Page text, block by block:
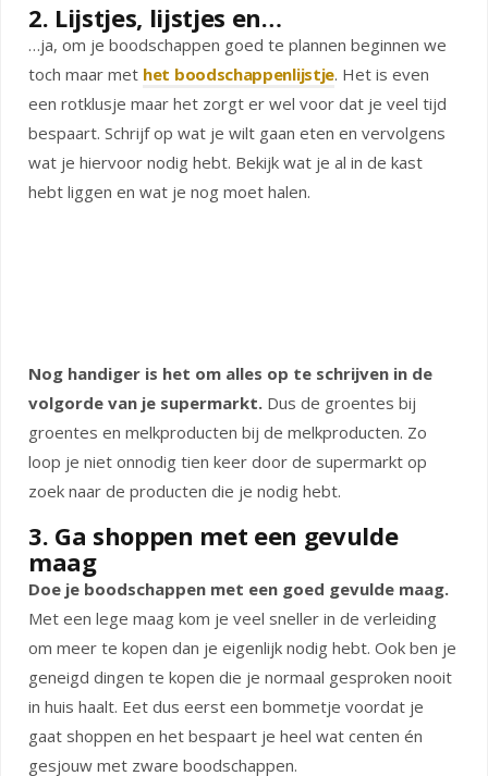
2. Lijstjes, lijstjes en…
…ja, om je boodschappen goed te plannen beginnen we
toch maar met het boodschappenlijstje. Het is even
een rotklusje maar het zorgt er wel voor dat je veel tijd
bespaart. Schrijf op wat je wilt gaan eten en vervolgens
wat je hiervoor nodig hebt. Bekijk wat je al in de kast
hebt liggen en wat je nog moet halen.
Nog handiger is het om alles op te schrijven in de
volgorde van je supermarkt. Dus de groentes bij
groentes en melkproducten bij de melkproducten. Zo
loop je niet onnodig tien keer door de supermarkt op
zoek naar de producten die je nodig hebt.
3. Ga shoppen met een gevulde
maag
Doe je boodschappen met een goed gevulde maag.
Met een lege maag kom je veel sneller in de verleiding
om meer te kopen dan je eigenlijk nodig hebt. Ook ben je
geneigd dingen te kopen die je normaal gesproken nooit
in huis haalt. Eet dus eerst een bommetje voordat je
gaat shoppen en het bespaart je heel wat centen én
gesjouw met zware boodschappen.